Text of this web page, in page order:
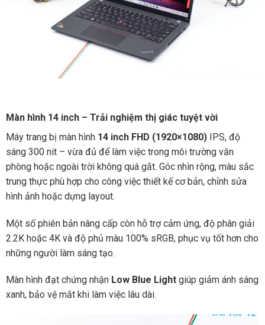
Màn hình 14 inch – Trải nghiệm thị giác tuyệt vời
Máy trang bị màn hình 14 inch FHD (1920×1080)IPS, độ
sáng 300 nit – vừa đủ để làm việc trong môi trường văn
phòng hoặc ngoài trời không quá gắt. Góc nhìn rộng, màu sắc
trung thực phù hợp cho công việc thiết kế cơ bản, chỉnh sửa
hình ảnh hoặc dựng layout.
Một số phiên bản nâng cấp còn hỗ trợ cảm ứng, độ phân giải
2.2K hoặc 4K và độ phủ màu 100% sRGB, phục vụ tốt hơn cho
những người làm sáng tạo.
Màn hình đạt chứng nhận Low Blue Lightgiúp giảm ánh sáng
xanh, bảo vệ mắt khi làm việc lâu dài.